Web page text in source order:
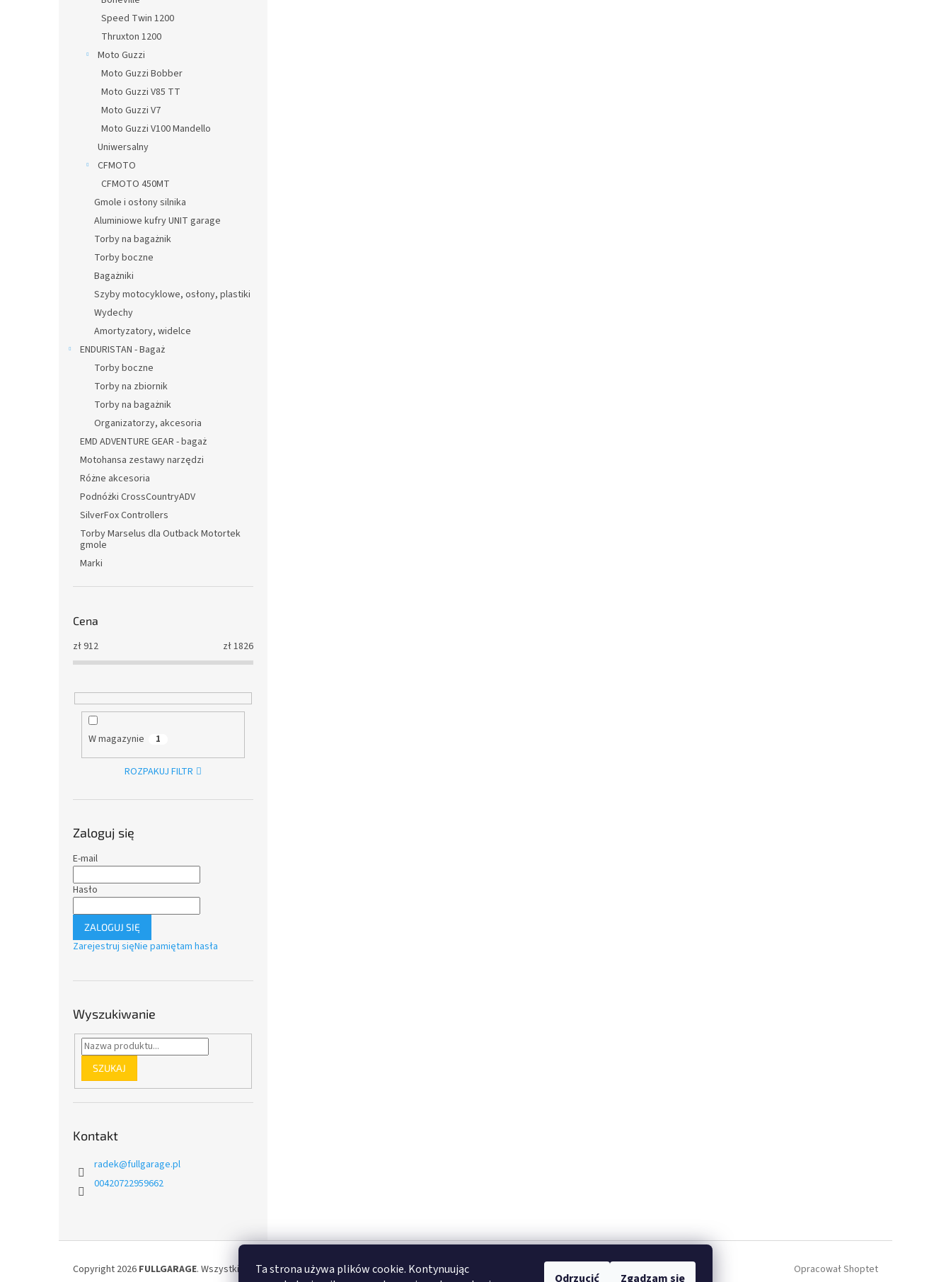
Ta strona używa plików cookie. Kontynuując
Odrzucić Zgadzam się
Speed Twin 1200
Thruxton 1200
Moto Guzzi
Moto Guzzi Bobber
Moto Guzzi V85 TT
Moto Guzzi V7
Moto Guzzi V100 Mandello
Uniwersalny
CFMOTO
CFMOTO 450MT
Gmole i osłony silnika
Aluminiowe kufry UNIT garage
Torby na bagażnik
Torby boczne
Bagażniki
Szyby motocyklowe, osłony, plastiki
Wydechy
Amortyzatory, widelce
ENDURISTAN - Bagaż
Torby boczne
Torby na zbiornik
Torby na bagażnik
Organizatorzy, akcesoria
EMD ADVENTURE GEAR - bagaż
Motohansa zestawy narzędzi
Różne akcesoria
Podnóżki CrossCountryADV
SilverFox Controllers
Torby Marselus dla Outback Motortek
gmole
Marki
Cena
zł912 zł1826
W magazynie 1
ROZPAKUJ FILTR
Zaloguj się
E-mail
Hasło
ZALOGUJ SIĘ
Zarejestruj sięNie pamiętam hasła
Wyszukiwanie
SZUKAJ
Kontakt
radek@fullgarage.pl
00420722959662
Opracował Shoptet
Copyright 2026 FULLGARAGE. Wszystkie prawa zastrzeżone.